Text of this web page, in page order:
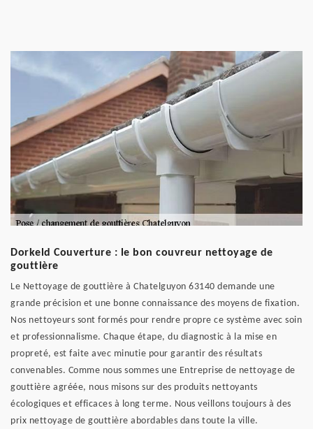
Dorkeld Couverture : le bon couvreur nettoyage de
gouttière
Le Nettoyage de gouttière à Chatelguyon 63140 demande une
grande précision et une bonne connaissance des moyens de fixation.
Nos nettoyeurs sont formés pour rendre propre ce système avec soin
et professionnalisme. Chaque étape, du diagnostic à la mise en
propreté, est faite avec minutie pour garantir des résultats
convenables. Comme nous sommes une Entreprise de nettoyage de
gouttière agréée, nous misons sur des produits nettoyants
écologiques et efficaces à long terme. Nous veillons toujours à des
prix nettoyage de gouttière abordables dans toute la ville.